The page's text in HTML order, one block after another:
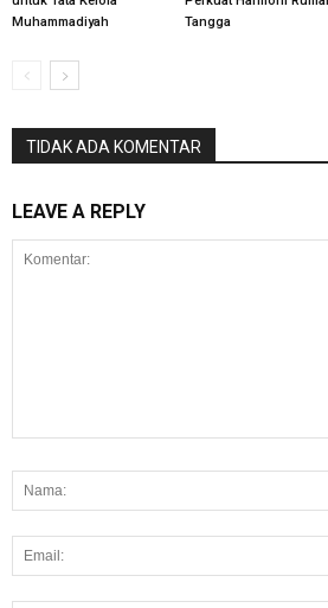
Muhammadiyah
Tangga
TIDAK ADA KOMENTAR
LEAVE A REPLY